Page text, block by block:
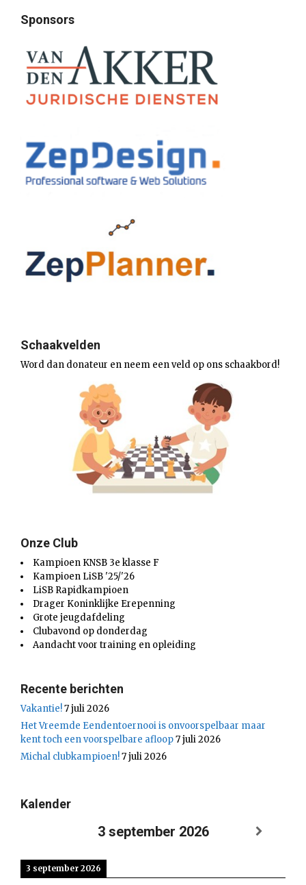
Sponsors
Schaakvelden
Word dan donateur en neem een veld op ons schaakbord!
Onze Club
Kampioen KNSB 3e klasse F
Kampioen LiSB '25/'26
LiSB Rapidkampioen
Drager Koninklijke Erepenning
Grote jeugdafdeling
Clubavond op donderdag
Aandacht voor training en opleiding
Recente berichten
Vakantie!7 juli 2026
Het Vreemde Eendentoernooi is onvoorspelbaar maar
kent toch een voorspelbare afloop7 juli 2026
Michal clubkampioen!7 juli 2026
Kalender
3 september 2026
3 september 2026